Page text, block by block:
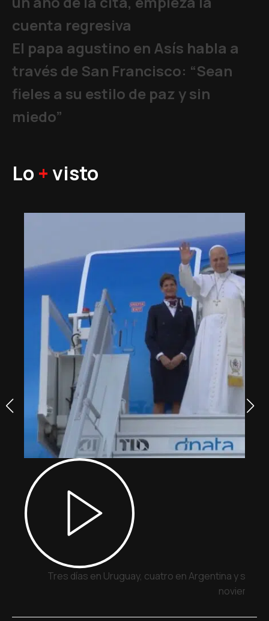
cuenta regresiva
El papa agustino en Asís habla a
través de San Francisco: “Sean
fieles a su estilo de paz y sin
miedo”
Lo +visto
Tres días en Uruguay, cuatro en Argentina y siete
noviembre